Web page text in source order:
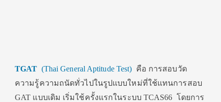
TGAT (Thai General Aptitude Test) คือ การสอบวัด
ความรู้ความถนัดทั่วไปในรูปแบบใหม่ที่ใช้แทนการสอบ
GAT แบบเดิม เริ่มใช้ครั้งแรกในระบบ TCAS66 โดยการ